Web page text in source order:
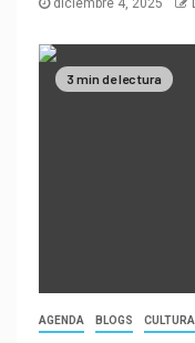
diciembre 4, 2025
3 min de lectura
AGENDA BLOGS CULTURA